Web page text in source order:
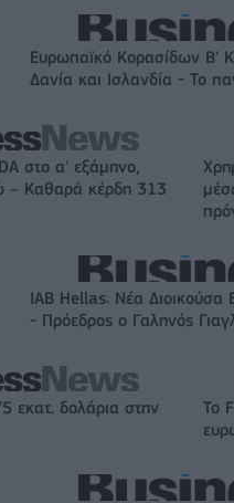
Ευρωπαϊκό Κορασίδων Β'
Δανία και Ισλανδία - Το
στο α' εξάμηνο,
– Καθαρά κέρδη 313
IAB Hellas: Νέα Διοικούσα
- Πρόεδρος ο Γαληνός
εκατ. δολάρια στην
Το